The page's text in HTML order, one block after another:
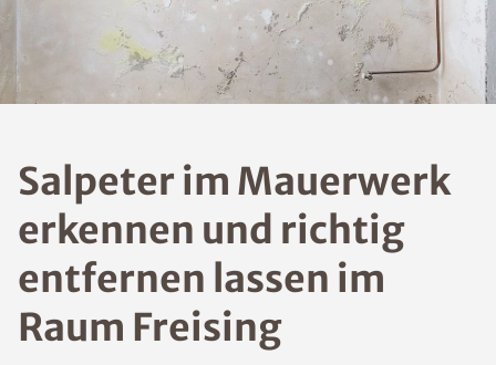
Salpeter im Mauerwerk
erkennen und richtig
entfernen lassen im
Raum Freising